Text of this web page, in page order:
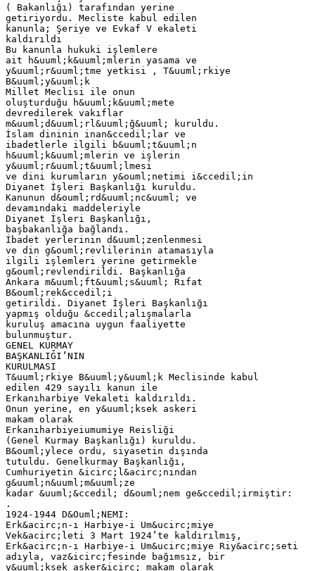
( Bakanlığı) tarafından yerine
getiriyordu. Mecliste kabul edilen
kanunla; Şeriye ve Evkaf V ekaleti
kaldırıldı
Bu kanunla hukuki işlemlere
ait h&uuml;k&uuml;mlerin yasama ve
y&uuml;r&uuml;tme yetkisi , T&uuml;rkiye
B&uuml;y&uuml;k
Millet Meclisi ile onun
oluşturduğu h&uuml;k&uuml;mete
devredilerek vakıflar
m&uuml;d&uuml;rl&uuml;ğ&uuml; kuruldu.
İslam dininin inan&ccedil;lar ve
ibadetlerle ilgili b&uuml;t&uuml;n
h&uuml;k&uuml;mlerin ve işlerin
y&uuml;r&uuml;t&uuml;lmesi
ve dini kurumların y&ouml;netimi i&ccedil;in
Diyanet İşleri Başkanlığı kuruldu.
Kanunun d&ouml;rd&uuml;nc&uuml; ve
devamındaki maddeleriyle
Diyanet İşleri Başkanlığı,
başbakanlığa bağlandı.
İbadet yerlerinin d&uuml;zenlenmesi
ve din g&ouml;revlilerinin atamasıyla
ilgili işlemleri yerine getirmekle
g&ouml;revlendirildi. Başkanlığa
Ankara m&uuml;ft&uuml;s&uuml; Rıfat
B&ouml;rek&ccedil;i
getirildi. Diyanet İşleri Başkanlığı
yapmış olduğu &ccedil;alışmalarla
kuruluş amacına uygun faaliyette
bulunmuştur.
GENEL KURMAY
BAŞKANLIĞI’NIN
KURULMASI
T&uuml;rkiye B&uuml;y&uuml;k Meclisinde kabul
edilen 429 sayılı kanun ile
Erkanıharbiye Vekaleti kaldırıldı.
Onun yerine, en y&uuml;ksek askeri
makam olarak
Erkanıharbiyeiumumiye Reisliği
(Genel Kurmay Başkanlığı) kuruldu.
B&ouml;ylece ordu, siyasetin dışında
tutuldu. Genelkurmay Başkanlığı,
Cumhuriyetin &icirc;l&acirc;nından
g&uuml;n&uuml;m&uuml;ze
kadar &uuml;&ccedil; d&ouml;nem ge&ccedil;irmiştir:
.
1924-1944 D&Ouml;NEMI:
Erk&acirc;n-ı Harbiye-i Um&ucirc;miye
Vek&acirc;leti 3 Mart 1924’te kaldırılmış,
Erk&acirc;n-ı Harbiye-i Um&ucirc;miye Riy&acirc;seti
adıyla, vaz&icirc;fesinde bağımsız, bir
y&uuml;ksek asker&icirc; makam olarak